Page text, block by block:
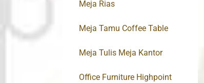
Meja Rias
Meja Tamu Coffee Table
Meja Tulis Meja Kantor
Office Furniture Highpoint